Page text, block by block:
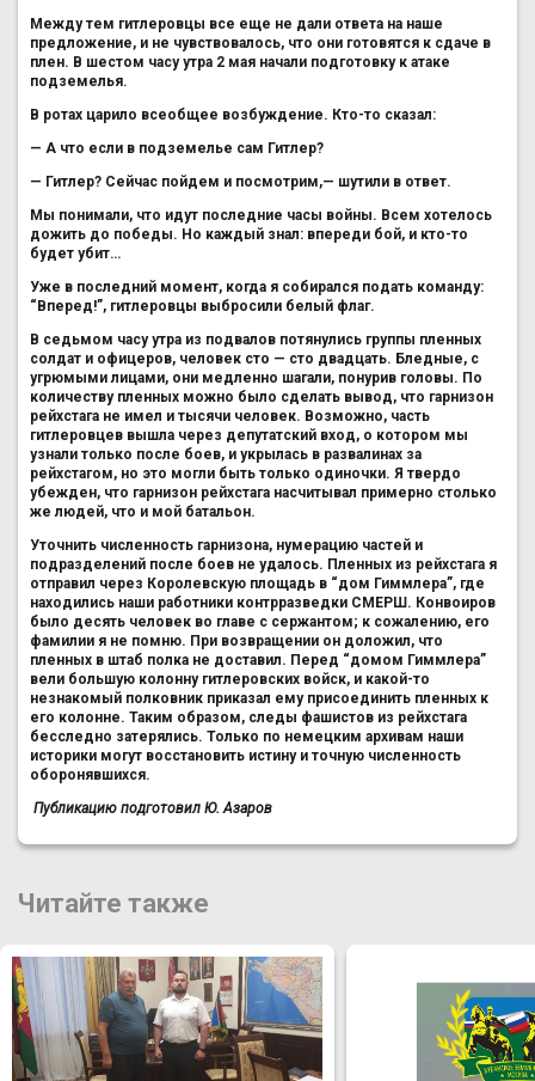
Между тем гитлеровцы все еще не дали ответа на наше
предложение, и не чувствовалось, что они готовятся к сдаче в
плен. В шестом часу утра 2 мая начали подготовку к атаке
подземелья.
В ротах царило всеобщее возбуждение. Кто-то сказал:
— А что если в подземелье сам Гитлер?
— Гитлер? Сейчас пойдем и посмотрим,— шутили в ответ.
Мы понимали, что идут последние часы войны. Всем хотелось
дожить до победы. Но каждый знал: впереди бой, и кто-то
будет убит…
Уже в последний момент, когда я собирался подать команду:
“Вперед!”, гитлеровцы выбросили белый флаг.
В седьмом часу утра из подвалов потянулись группы пленных
солдат и офицеров, человек сто — сто двадцать. Бледные, с
угрюмыми лицами, они медленно шагали, понурив головы. По
количеству пленных можно было сделать вывод, что гарнизон
рейхстага не имел и тысячи человек. Возможно, часть
гитлеровцев вышла через депутатский вход, о котором мы
узнали только после боев, и укрылась в развалинах за
рейхстагом, но это могли быть только одиночки. Я твердо
убежден, что гарнизон рейхстага насчитывал примерно столько
же людей, что и мой батальон.
Уточнить численность гарнизона, нумерацию частей и
подразделений после боев не удалось. Пленных из рейхстага я
отправил через Королевскую площадь в “дом Гиммлера”, где
находились наши работники контрразведки СМЕРШ. Конвоиров
было десять человек во главе с сержантом; к сожалению, его
фамилии я не помню. При возвращении он доложил, что
пленных в штаб полка не доставил. Перед “домом Гиммлера”
вели большую колонну гитлеровских войск, и какой-то
незнакомый полковник приказал ему присоединить пленных к
его колонне. Таким образом, следы фашистов из рейхстага
бесследно затерялись. Только по немецким архивам наши
историки могут восстановить истину и точную численность
оборонявшихся.
Публикацию подготовил Ю. Азаров
Читайте также